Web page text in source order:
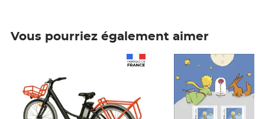
Vous pourriez également aimer
Prix 7,50€